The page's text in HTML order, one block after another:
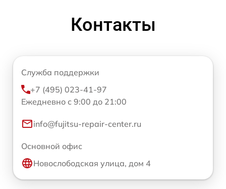
Контакты
Служба поддержки
+7 (495) 023-41-97
Ежедневно с 9:00 до 21:00
info@fujitsu-repair-center.ru
Основной офис
Новослободская улица, дом 4